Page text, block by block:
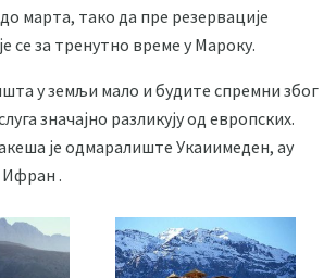
марта, тако да пре резервације
се за тренутно време у Мароку.
у земљи мало и будите спремни због
значајно разликују од европских.
је одмаралиште Укаиимеден, ау
Ифран .